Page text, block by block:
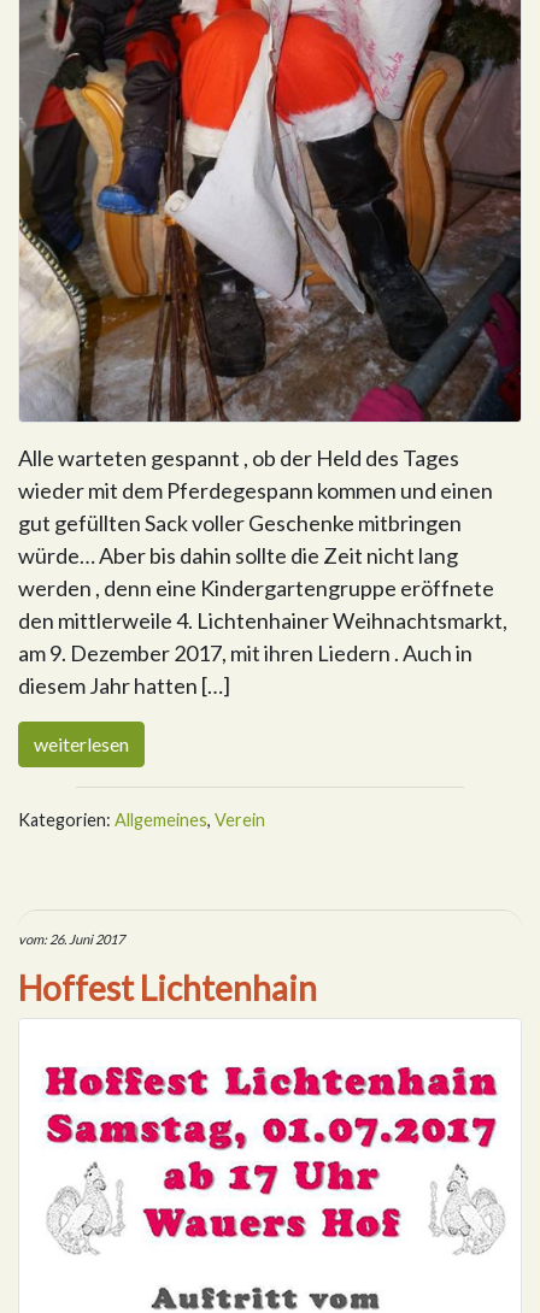
Alle warteten gespannt , ob der Held des Tages
wieder mit dem Pferdegespann kommen und einen
gut gefüllten Sack voller Geschenke mitbringen
würde… Aber bis dahin sollte die Zeit nicht lang
werden , denn eine Kindergartengruppe eröffnete
den mittlerweile 4. Lichtenhainer Weihnachtsmarkt,
am 9. Dezember 2017, mit ihren Liedern . Auch in
diesem Jahr hatten […]
weiterlesen
Kategorien: Allgemeines, Verein
vom: 26. Juni 2017
Hoffest Lichtenhain